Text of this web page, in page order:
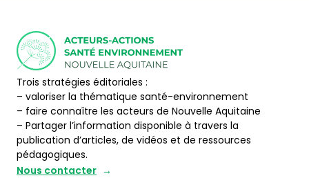
Trois stratégies éditoriales :
– valoriser la thématique santé-environnement
– faire connaître les acteurs de Nouvelle Aquitaine
– Partager l’information disponible à travers la
publication d’articles, de vidéos et de ressources
pédagogiques.
Nous contacter